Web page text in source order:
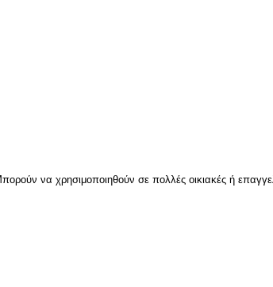
να χρησιμοποιηθούν σε πολλές οικιακές ή